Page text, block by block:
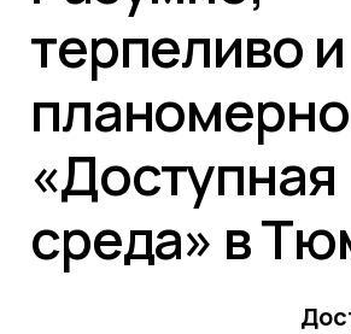
Руководство
Людям с
инвалидностью
СМИ ВОС
терпеливо и
«Доступная
среда» в